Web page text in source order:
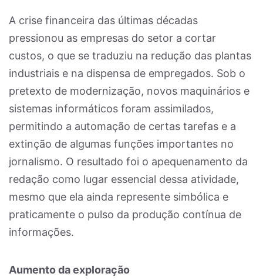
A crise financeira das últimas décadas
pressionou as empresas do setor a cortar
custos, o que se traduziu na redução das plantas
industriais e na dispensa de empregados. Sob o
pretexto de modernização, novos maquinários e
sistemas informáticos foram assimilados,
permitindo a automação de certas tarefas e a
extinção de algumas funções importantes no
jornalismo. O resultado foi o apequenamento da
redação como lugar essencial dessa atividade,
mesmo que ela ainda represente simbólica e
praticamente o pulso da produção contínua de
informações.
Aumento da exploração